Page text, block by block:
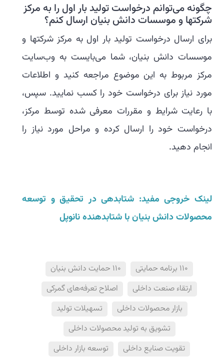
چگونه می‌توانم درخواست تولید بار اول را به مرکز
شرکتها و موسسات دانش بنیان ارسال کنم؟
برای ارسال درخواست تولید بار اول به مرکز شرکتها و
موسسات دانش بنیان، شما می‌بایست به وب‌سایت
مرکز مربوط به این موضوع مراجعه کنید و اطلاعات
مورد نیاز برای درخواست خود را کسب نمایید. سپس،
با رعایت شرایط و مقررات معرفی شده توسط مرکز،
درخواست خود را ارسال کرده و مراحل مورد نیاز را
انجام دهید.
لینک خروجی مفید: شتابدهی در تحقیق و توسعه
محصولات دانش بنیان با شتابدهنده نانوپل
110 برنامه حمایتی
110 حمایت دانش بنیان
ارتقاء صنعت داخلی
اصلاح تعرفه‌های گمرکی
بازار محصولات داخلی
تسهیلات تولید
تشویق به تولید محصولات داخلی
تقویت صنایع داخلی
توسعه بازار داخلی